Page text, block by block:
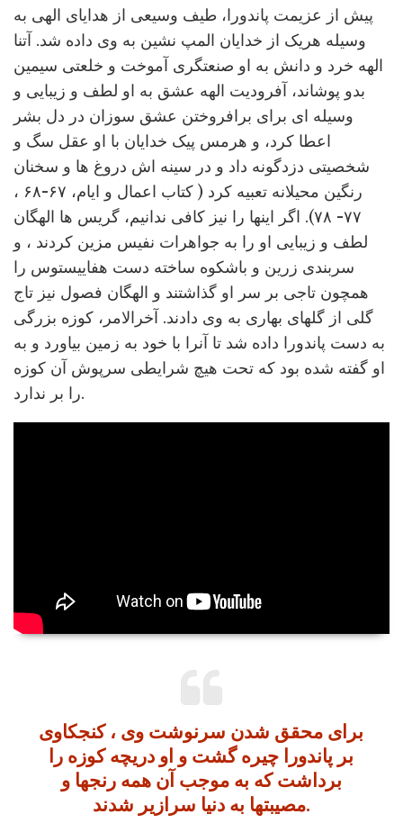
پیش از عزیمت پاندورا، طیف وسیعی از هدایای الهی به
وسیله هریک از خدایان المپ نشین به وی داده شد. آتنا
الهه خرد و دانش به او صنعتگری آموخت و خلعتی سیمین
بدو پوشاند، آفرودیت الهه عشق به او لطف و زیبایی و
وسیله ای برای برافروختن عشق سوزان در دل بشر
اعطا کرد، و هرمس پیک خدایان با او عقل سگ و
شخصیتی دزدگونه داد و در سینه اش دروغ ها و سخنان
رنگین محیلانه تعبیه کرد ( کتاب اعمال و ایام، ۶۷-۶۸ ،
۷۷- ۷۸). اگر اینها را نیز کافی ندانیم، گریس ها الهگان
لطف و زیبایی او را به جواهرات نفیس مزین کردند ، و
سربندی زرین و باشکوه ساخته دست هفاییستوس را
همچون تاجی بر سر او گذاشتند و الهگان فصول نیز تاج
گلی از گلهای بهاری به وی دادند. آخرالامر، کوزه بزرگی
به دست پاندورا داده شد تا آنرا با خود به زمین بیاورد و به
او گفته شده بود که تحت هیچ شرایطی سرپوش آن کوزه
را بر ندارد.
برای محقق شدن سرنوشت وی ، کنجکاوی
بر پاندورا چیره گشت و او دریچه کوزه را
برداشت که به موجب آن همه رنجها و
مصیبتها به دنیا سرازیر شدند.